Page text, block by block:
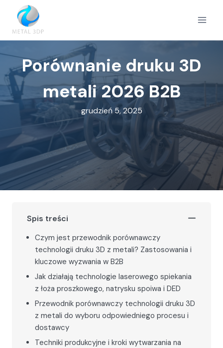
Przejdź
treści
Porównanie druku 3D
metali 2026 B2B
grudzień 5, 2025
Spis treści
Czym jest przewodnik porównawczy
technologii druku 3D z metali? Zastosowania i
kluczowe wyzwania w B2B
Jak działają technologie laserowego spiekania
z łoża proszkowego, natrysku spoiwa i DED
Przewodnik porównawczy technologii druku 3D
z metali do wyboru odpowiedniego procesu i
dostawcy
Techniki produkcyjne i kroki wytwarzania na